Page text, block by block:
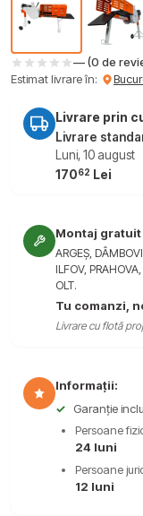
— (0 de
Estimat livrare în:
Livrare prin
Livrare
Luni, 10 august
17062 Lei
Montaj
ARGEȘ,
ILFOV,
OLT.
Tu comanzi,
Livrare cu flotă
Informații:
✓
Garanție
Persoane
24 luni
Persoane
12 luni